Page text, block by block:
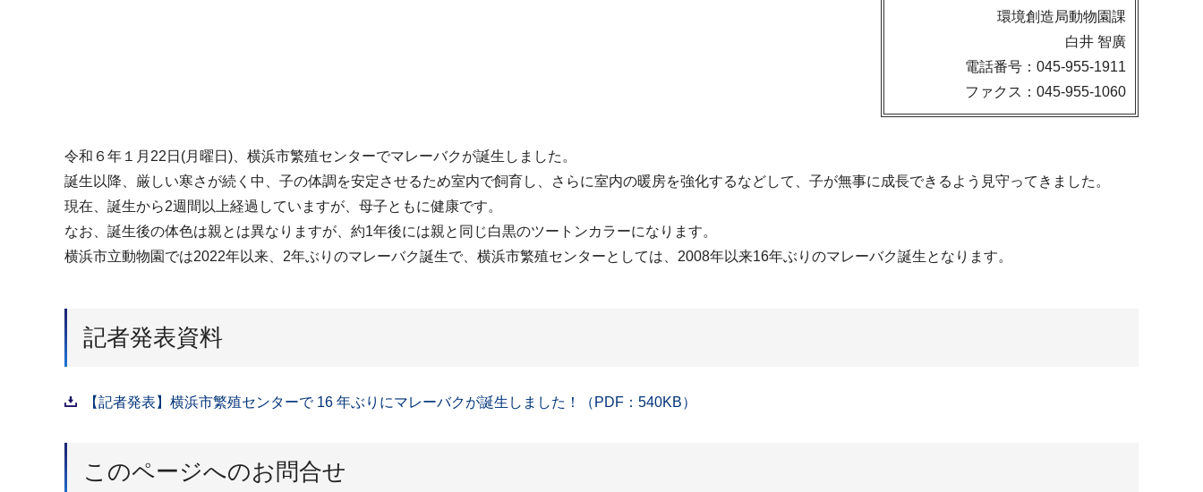
環境創造局動物園課
白井 智廣
電話番号：045-955-1911
ファクス：045-955-1060
令和６年１月22日(月曜日)、横浜市繁殖センターでマレーバクが誕生しました。
誕生以降、厳しい寒さが続く中、子の体調を安定させるため室内で飼育し、さらに室内の暖房を強化するなどして、子が無事に成長できるよう見守ってきました。
現在、誕生から2週間以上経過していますが、母子ともに健康です。
なお、誕生後の体色は親とは異なりますが、約1年後には親と同じ白黒のツートンカラーになります。
横浜市立動物園では2022年以来、2年ぶりのマレーバク誕生で、横浜市繁殖センターとしては、2008年以来16年ぶりのマレーバク誕生となります。
記者発表資料
【記者発表】横浜市繁殖センターで 16 年ぶりにマレーバクが誕生しました！（PDF：540KB）
このページへのお問合せ